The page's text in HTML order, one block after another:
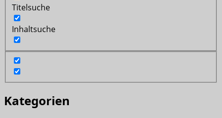
Titelsuche
Inhaltsuche
Kategorien